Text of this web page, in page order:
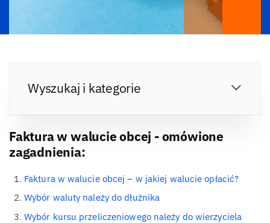
Wyszukaj i kategorie
Faktura w walucie obcej - omówione
zagadnienia:
Faktura w walucie obcej – w jakiej walucie opłacić?
Wybór waluty należy do dłużnika
Wybór kursu przeliczeniowego należy do wierzyciela